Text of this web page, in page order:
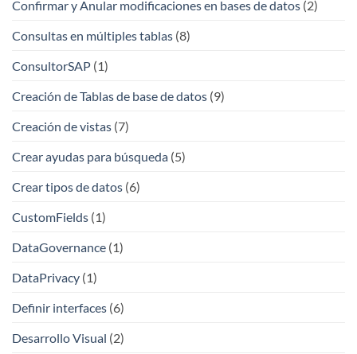
Confirmar y Anular modificaciones en bases de datos (2)
Consultas en múltiples tablas (8)
ConsultorSAP (1)
Creación de Tablas de base de datos (9)
Creación de vistas (7)
Crear ayudas para búsqueda (5)
Crear tipos de datos (6)
CustomFields (1)
DataGovernance (1)
DataPrivacy (1)
Definir interfaces (6)
Desarrollo Visual (2)